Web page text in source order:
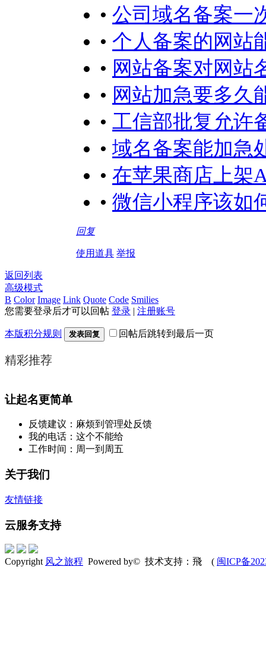
• 公司域名备案一
• 个人备案的网站
• 网站备案对网站
• 网站加急要多久
• 工信部批复允许
• 域名备案能加急
• 在苹果商店上架
• 微信小程序该如
回复
使用道具 举报
返回列表
高级模式
B Color Image Link Quote Code Smilies
您需要登录后才可以回帖 登录 | 注册账号
本版积分规则 发表回复 回帖后跳转到最后一页
精彩推荐
让起名更简单
反馈建议：麻烦到管理处反馈
我的电话：这个不能给
工作时间：周一到周五
关于我们
友情链接
云服务支持
Copyright 风之旅程 Powered by© 技术支持：飛 ( 闽ICP备